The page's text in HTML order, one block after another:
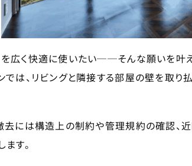
広く快適に使いたい──そんな願いを叶
では、リビングと隣接する部屋の壁を取
去には構造上の制約や管理規約の確認、
す。